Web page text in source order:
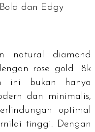
dan Edgy
natural diamond
rose gold 18k
ini bukan hanya
dan minimalis,
optimal
tinggi. Dengan